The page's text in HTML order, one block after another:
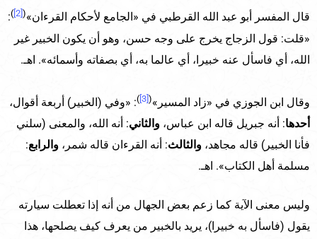
قال المفسر أبو عبد الله القرطبي في «الجامع لأحكام القرءان»(
)
:
«قلت: قول الزجاج يخرج على وجه حسن، وهو أن يكون الخبير غير
الله، أي فاسأل عنه خبيرا، أي عالما به، أي بصفاته وأسمائه». اهـ.
وقال ابن الجوزي في «زاد المسير»(
[3]
): «وفي (الخبير) أربعة أقوال،
أحدها: أنه جبريل قاله ابن عباس، والثاني: أنه الله، والمعنى (سلني
فأنا الخبير) قاله مجاهد، والثالث: أنه القرءان قاله شمر، والرابع:
مسلمة أهل الكتاب». اهـ.
وليس معنى الآية كما زعم بعض الجهال من أنه إذا تعطلت سيارته
يقول (فاسأل به خبيرا)، يريد بالخبير من يعرف كيف يصلحها، هذا